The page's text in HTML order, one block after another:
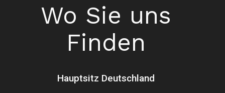
Wo Sie uns
Finden
Hauptsitz Deutschland